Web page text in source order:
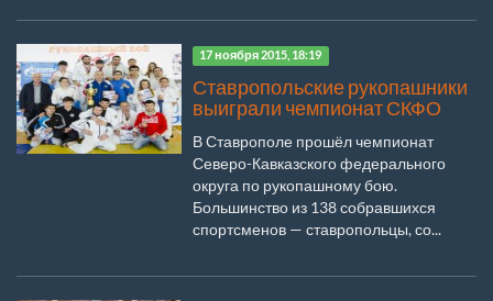
17 ноября 2015, 18:19
Ставропольские рукопашники
выиграли чемпионат СКФО
В Ставрополе прошёл чемпионат
Северо-Кавказского федерального
округа по рукопашному бою.
Большинство из 138 собравшихся
спортсменов — ставропольцы, со...